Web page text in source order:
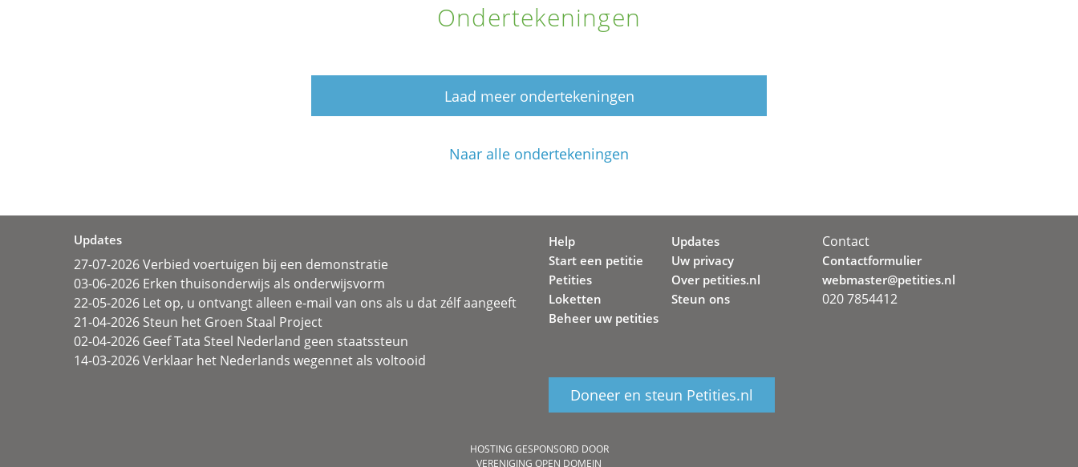
Ondertekeningen
Laad meer ondertekeningen
Naar alle ondertekeningen
Updates
27-07-2026 Verbied voertuigen bij een demonstratie
03-06-2026 Erken thuisonderwijs als onderwijsvorm
22-05-2026 Let op, u ontvangt alleen e-mail van ons als u dat zélf aangeeft
21-04-2026 Steun het Groen Staal Project
02-04-2026 Geef Tata Steel Nederland geen staatssteun
14-03-2026 Verklaar het Nederlands wegennet als voltooid
Help
Start een petitie
Petities
Loketten
Beheer uw petities
Updates
Uw privacy
Over petities.nl
Steun ons
Doneer en steun Petities.nl
Contact
Contactformulier
webmaster@petities.nl
020 7854412
HOSTING GESPONSORD DOOR
VERENIGING OPEN DOMEIN